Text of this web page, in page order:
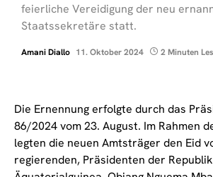
feierliche Vereidigung der neu
Staatssekretäre statt.
Amani Diallo 11. Oktober 2024 2 Minuten
Die Ernennung erfolgte durch das
86/2024 vom 23. August. Im Rahmen
legten die neuen Amtsträger den Eid
regierenden, Präsidenten der Republik